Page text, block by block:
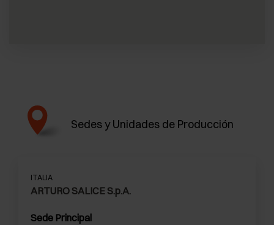
Sedes y Unidades de Producción
ITALIA
ARTURO SALICE S.p.A.
Sede Principal